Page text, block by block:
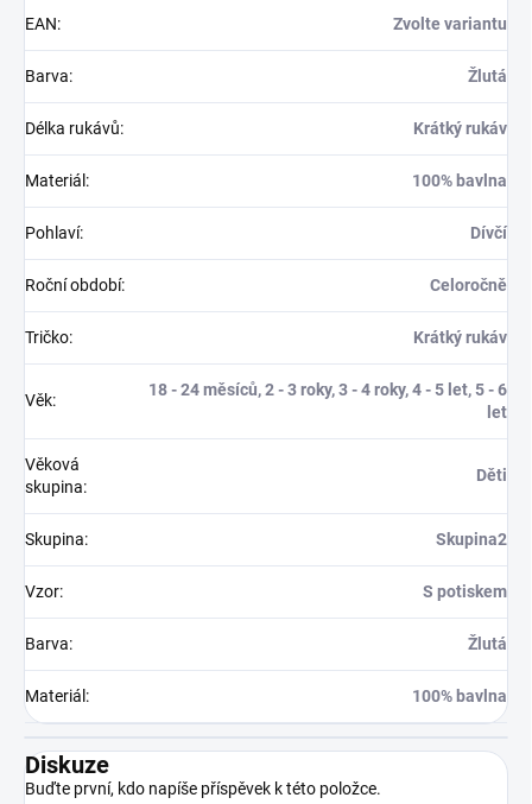
EAN: Zvolte variantu
Barva: Žlutá
Délka rukávů: Krátký rukáv
Materiál : 100% bavlna
Pohlaví: Dívčí
Roční období: Celoročně
Tričko: Krátký rukáv
Věk:
18 - 24 měsíců, 2 - 3 roky, 3 - 4 roky, 4 - 5 let, 5 - 6
let
Věková
skupina:
Děti
Skupina: Skupina2
Vzor: S potiskem
Barva: Žlutá
Materiál : 100% bavlna
Diskuze
Buďte první, kdo napíše příspěvek k této položce.